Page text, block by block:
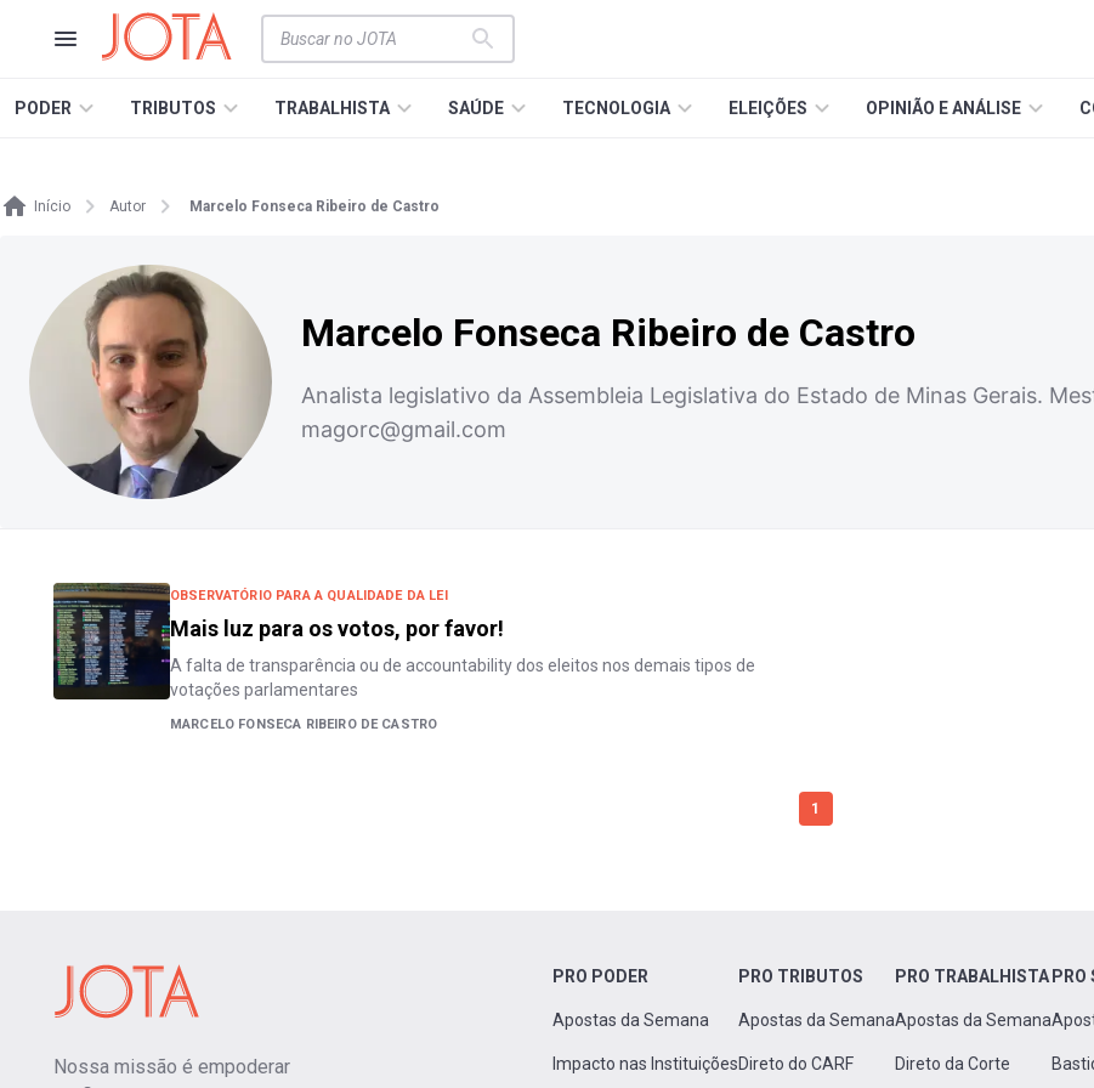
PODER TRIBUTOS TRABALHISTA SAÚDE TECNOLOGIA ELEIÇÕES OPINIÃO E ANÁLISE
Início Autor Marcelo Fonseca Ribeiro de Castro
Marcelo Fonseca Ribeiro de Castro
Analista legislativo da Assembleia Legislativa do Estado de Minas Gerais.
magorc@gmail.com
OBSERVATÓRIO PARA A QUALIDADE DA LEI
Mais luz para os votos, por favor!
A falta de transparência ou de accountability dos eleitos nos demais tipos de
votações parlamentares
MARCELO FONSECA RIBEIRO DE CASTRO
1
Nossa missão é empoderar
PRO PODER
Apostas da Semana
Impacto nas Instituições
PRO TRIBUTOS
Apostas da Semana
Direto do CARF
PRO TRABALHISTA
Apostas da Semana
Direto da Corte
PRO